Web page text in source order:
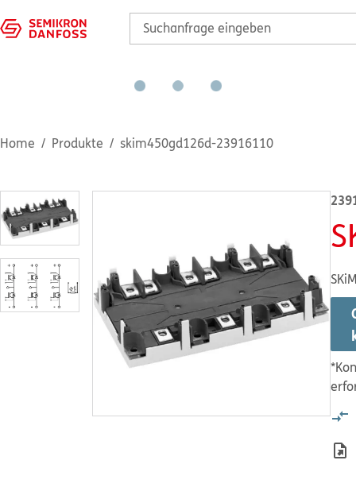
Home Produkte skim450gd126d-23916110